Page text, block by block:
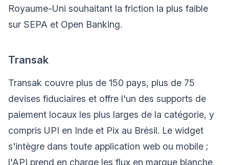
Royaume-Uni souhaitant la friction la plus faible
sur SEPA et Open Banking.
Transak
Transak couvre plus de 150 pays, plus de 75
devises fiduciaires et offre l'un des supports de
paiement locaux les plus larges de la catégorie, y
compris UPI en Inde et Pix au Brésil. Le widget
s'intègre dans toute application web ou mobile ;
l'API prend en charge les flux en marque blanche